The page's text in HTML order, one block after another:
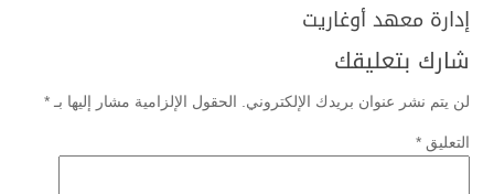
إدارة معهد أوغاريت
شارك بتعليقك
لن يتم نشر عنوان بريدك الإلكتروني. الحقول الإلزامية مشار إليها بـ *
التعليق *